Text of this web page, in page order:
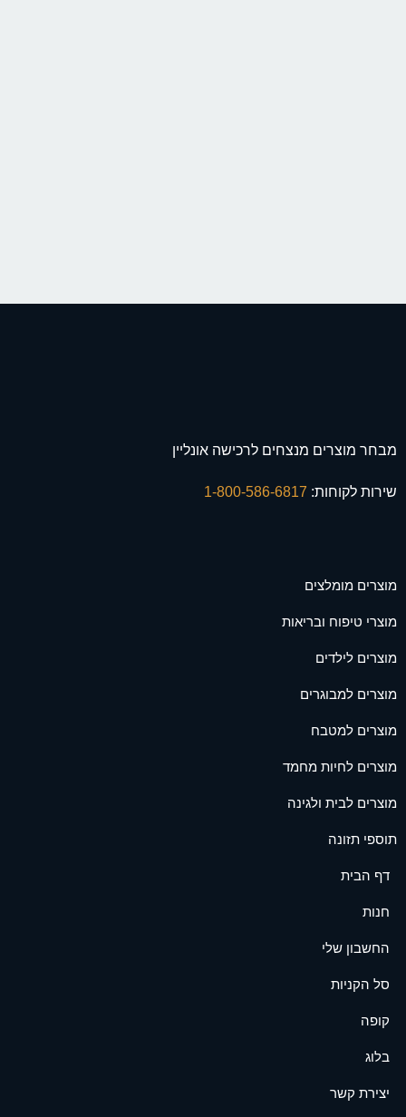
מבחר מוצרים מנצחים לרכישה אונליין
שירות לקוחות:
מוצרים מומלצים
מוצרי טיפוח ובריאות
מוצרים לילדים
מוצרים למבוגרים
מוצרים למטבח
מוצרים לחיות מחמד
מוצרים לבית ולגינה
תוספי תזונה
דף הבית
חנות
החשבון שלי
סל הקניות
קופה
בלוג
יצירת קשר